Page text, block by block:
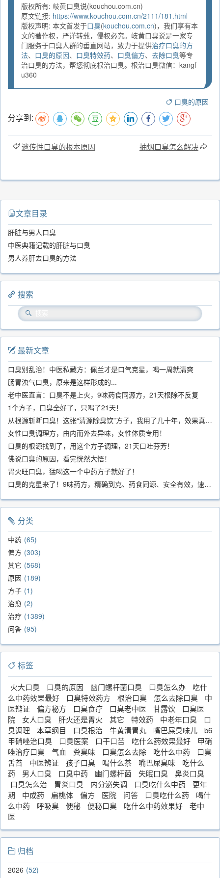
版权所有: 岐黄口臭说(kouchou.com.cn)
原文链接: https://www.kouchou.com.cn/2111/181.html
版权声明: 本文首发于口臭(kouchou.com.cn)，我们享有本
文的著作权，严谨转载，侵权必究。岐黄口臭说是一家专
门服务于口臭人群的垂直网站，致力于提供治疗口臭的方
法、 口臭的原因、 口臭特效药、 口臭偏方、 去除口臭等专
治口臭的方法，帮您彻底根治口臭。根治口臭微信：kangf
u360
口臭的原因
分享到:
遗传性口臭的根本原因 抽烟口臭怎么解决
文章目录
肝脏与男人口臭
中医典籍记载的肝脏与口臭
男人养肝去口臭的方法
搜索
最新文章
口臭别乱治！中医私藏方：佩兰才是口气克星，喝一周就清爽
肠胃浊气口臭，原来是这样形成的...
老中医直言：口臭不是上火，9味药食同源方，21天根除不反复
1个方子，口臭全好了，只喝了21天！
从根源斩断口臭！这张“清源除臭饮”方子，我用了几十年，效果真不错
女性口臭调理方，由内而外去异味，女性体质专用！
口臭的根源找到了，用这个方子调理，21天口吐芬芳！
佛说口臭的原因，看完恍然大悟！
胃火旺口臭，猛喝这一个中药方子就好了！
口臭的克星来了！9味药方，精确到克、药食同源、安全有效，速看！
分类
中药 65
偏方 303
其它 568
原因 189
方子 1
治愈 2
治疗 1389
问答 95
标签
火大口臭 口臭的原因 幽门螺杆菌口臭 口臭怎么办
吃什
么中药效果最好
口臭特效药方 根治口臭 怎么去除口臭
中
医辩证
偏方秘方 口臭食疗 口臭老中医 甘露饮
口臭医
院
女人口臭 肝火还是胃火 其它 特效药 中老年口臭
口
臭调理
本草纲目 口臭根治 牛黄清胃丸 嘴巴屎臭味儿
b6
甲硝唑治口臭
口臭医案 口干口苦 吃什么药效果最好
甲硝
唑治疗口臭
气血 粪臭味 口臭怎么去除 吃什么中药
口臭
舌苔
中医辨证 孩子口臭 喝什么茶 嘴巴屎臭味
吃什么
药
男人口臭 口臭中药 幽门螺杆菌 失眠口臭
鼻炎口臭
口臭怎么治
胃炎口臭 内分泌失调 口臭吃什么中药
更年
期
中成药 扁桃体 偏方 医院 问答 口臭吃什么药
喝什
么中药
呼吸臭 便秘 便秘口臭 吃什么中药效果好
老中
医
归档
2026 52